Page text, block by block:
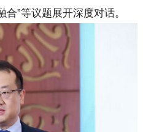
合”等议题展开深度对话。